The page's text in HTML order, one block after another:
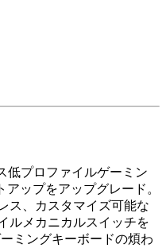
低プロファイルゲーミン
ップをアップグレード。
ス、カスタマイズ可能な
ルメカニカルスイッチを
ミングキーボードの煩わ